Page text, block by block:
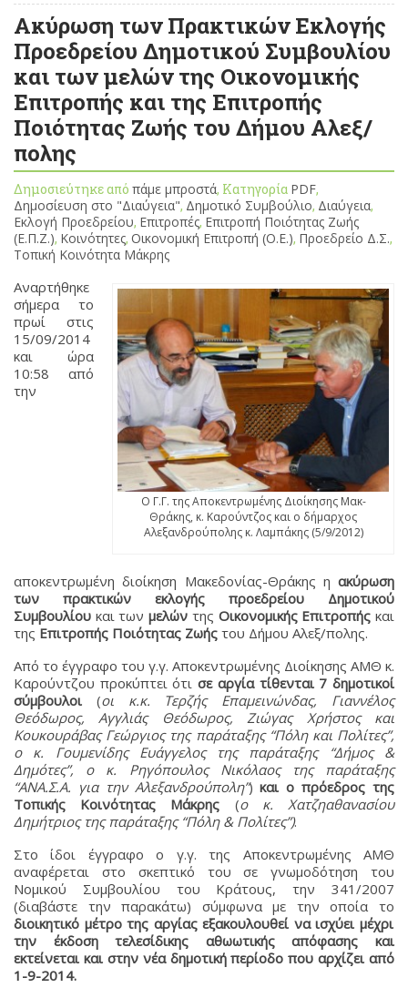
Ακύρωση των Πρακτικών Εκλογής
Προεδρείου Δημοτικού Συμβουλίου
και των μελών της Οικονομικής
Επιτροπής και της Επιτροπής
Ποιότητας Ζωής του Δήμου Αλεξ/
πολης
Δημοσιεύτηκε από πάμε μπροστά, Κατηγορία PDF,
Δημοσίευση στο "Διαύγεια", Δημοτικό Συμβούλιο, Διαύγεια,
Εκλογή Προεδρείου, Επιτροπές, Επιτροπή Ποιότητας Ζωής
(Ε.Π.Ζ.), Κοινότητες, Οικονομική Επιτροπή (Ο.Ε.), Προεδρείο Δ.Σ.,
Τοπική Κοινότητα Μάκρης
Ο Γ.Γ. της Αποκεντρωμένης Διοίκησης Μακ-
Θράκης, κ. Καρούντζος και ο δήμαρχος
Αλεξανδρούπολης κ. Λαμπάκης (5/9/2012)
Αναρτήθηκε
σήμερα το
πρωί στις
15/09/2014
και ώρα
10:58 από
την
αποκεντρωμένη διοίκηση Μακεδονίας-Θράκης η ακύρωση
των πρακτικών εκλογής προεδρείου Δημοτικού
Συμβουλίου και τωνμελών της Οικονομικής Επιτροπής και
της Επιτροπής Ποιότητας Ζωής του Δήμου Αλεξ/πολης.
Από το έγγραφο του γ.γ. Αποκεντρωμένης Διοίκησης ΑΜΘ κ.
Καρούντζου προκύπτει ότισε αργία τίθενται 7 δημοτικοί
σύμβουλοι (οι κ.κ. Τερζής Επαμεινώνδας, Γιαννέλος
Θεόδωρος, Αγγλιάς Θεόδωρος, Ζιώγας Χρήστος και
Κουκουράβας Γεώργιος της παράταξης “Πόλη και Πολίτες”,
ο κ. Γουμενίδης Ευάγγελος της παράταξης “Δήμος &
Δημότες”, ο κ. Ρηγόπουλος Νικόλαος της παράταξης
“ΑΝΑ.Σ.Α. για την Αλεξανδρούπολη”)και ο πρόεδρος της
Τοπικής Κοινότητας Μάκρης (ο κ. Χατζηαθανασίου
Δημήτριος της παράταξης “Πόλη & Πολίτες”).
Στο ίδοι έγγραφο ο γ.γ. της Αποκεντρωμένης ΑΜΘ
αναφέρεται στο σκεπτικό του σε γνωμοδότηση του
Νομικού Συμβουλίου του Κράτους, την 341/2007
(διαβάστε την παρακάτω) σύμφωνα με την οποία το
διοικητικό μέτρο της αργίας εξακουλουθεί να ισχύει μέχρι
την έκδοση τελεσίδικης αθωωτικής απόφασης και
εκτείνεται και στην νέα δημοτική περίοδο που αρχίζει από
1-9-2014.